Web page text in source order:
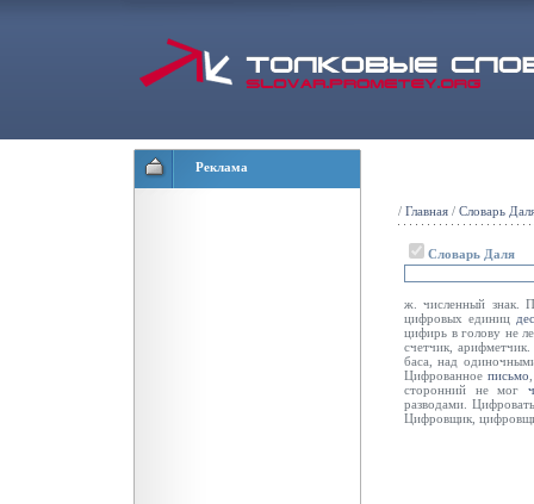
Реклама
/ Главная / Словарь
Словарь Даля
ж. численный знак.
цифровых единиц
цифирь в голову не
счетчик,
баса, над
Цифрованноеписьмо
сторонний не мог
разводами.
Цифровщик,